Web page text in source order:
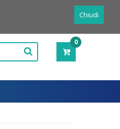
0
-
Chiudi